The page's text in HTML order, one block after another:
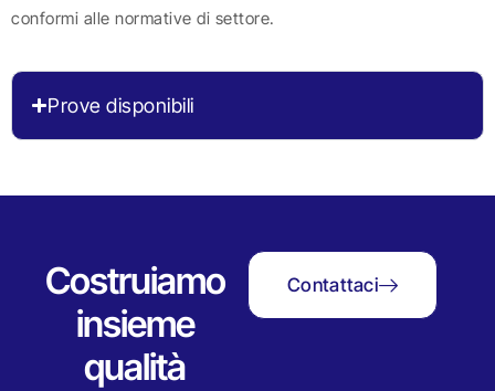
conformi alle normative di settore.
Prove disponibili
Costruiamo
insieme
qualità
Contattaci